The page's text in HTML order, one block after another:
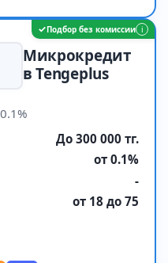
✓Подбор без комиссии i
Микрокредит
в Tengeplus
До 300 000 тг.
от 0.1%
-
от 18 до 75